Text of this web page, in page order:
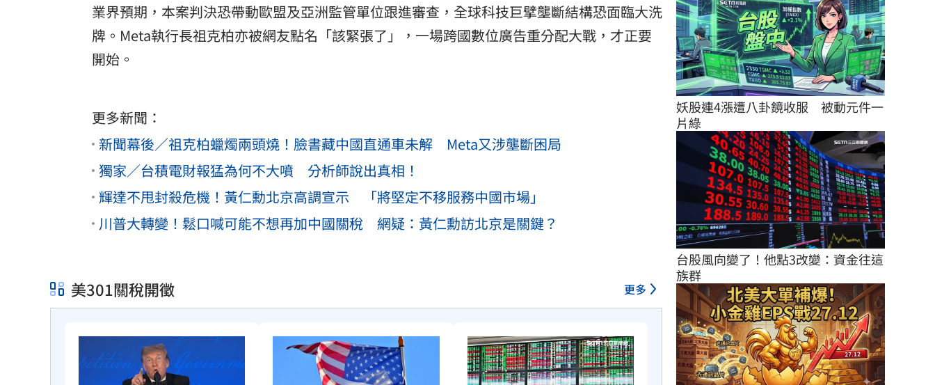
業界預期，本案判決恐帶動歐盟及亞洲監管單位跟進審查，全球科技巨擘壟斷結構恐面臨大洗
牌。Meta執行長祖克柏亦被網友點名「該緊張了」，一場跨國數位廣告重分配大戰，才正要
開始。
更多新聞：
新聞幕後／祖克柏蠟燭兩頭燒！臉書藏中國直通車未解 Meta又涉壟斷困局
獨家／台積電財報猛為何不大噴 分析師說出真相！
輝達不甩封殺危機！黃仁勳北京高調宣示 「將堅定不移服務中國市場」
川普大轉變！鬆口喊可能不想再加中國關稅 網疑：黃仁勳訪北京是關鍵？
美301關稅開徵 更多
妖股連4漲遭八卦鏡收服　被動元件一
片綠
台股風向變了！他點3改變：資金往這
族群